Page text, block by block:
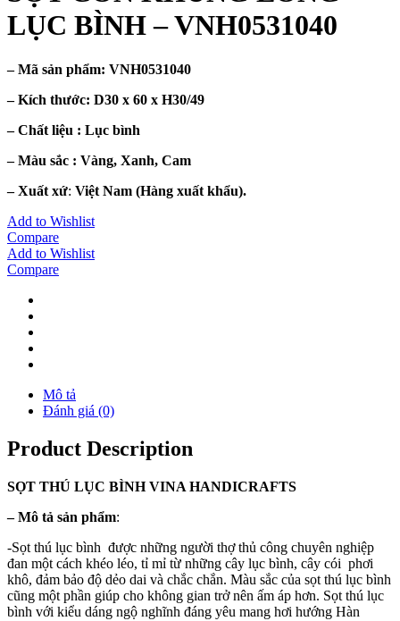
LỤC BÌNH – VNH0531040
– Mã sản phẩm: VNH0531040
– Kích thước: D30 x 60 x H30/49
– Chất liệu : Lục bình
– Màu sắc : Vàng, Xanh, Cam
– Xuất xứ: Việt Nam (Hàng xuất khẩu).
Add to Wishlist
Compare
Add to Wishlist
Compare
Mô tả
Đánh giá (0)
Product Description
SỌT THÚ LỤC BÌNH VINA HANDICRAFTS
–Mô tả sản phẩm:
-Sọt thú lục bình được những người thợ thủ công chuyên nghiệp
đan một cách khéo léo, tỉ mỉ từ những cây lục bình, cây cói phơi
khô, đảm bảo độ dẻo dai và chắc chắn. Màu sắc của sọt thú lục bình
cũng một phần giúp cho không gian trở nên ấm áp hơn. Sọt thú lục
bình với kiểu dáng ngộ nghĩnh đáng yêu mang hơi hướng Hàn